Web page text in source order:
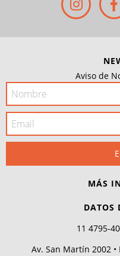
Aviso de
MÁS
DATOS
11 4795-
Av. San Martín 2002 •